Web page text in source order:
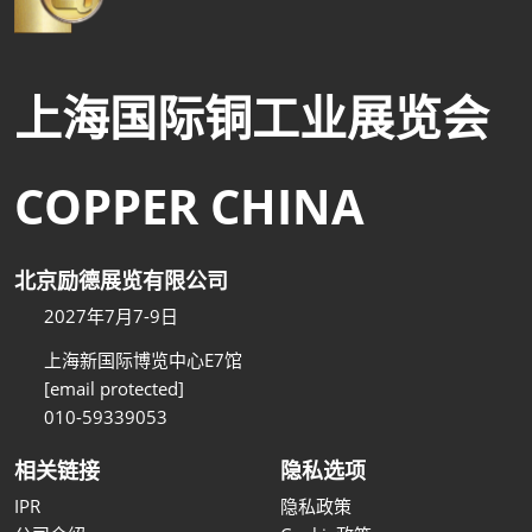
上海国际铜工业展览会
COPPER CHINA
北京励德展览有限公司
2027年7月7-9日
上海新国际博览中心E7馆
[email protected]
010-59339053
相关链接
IPR
隐私选项
隐私政策